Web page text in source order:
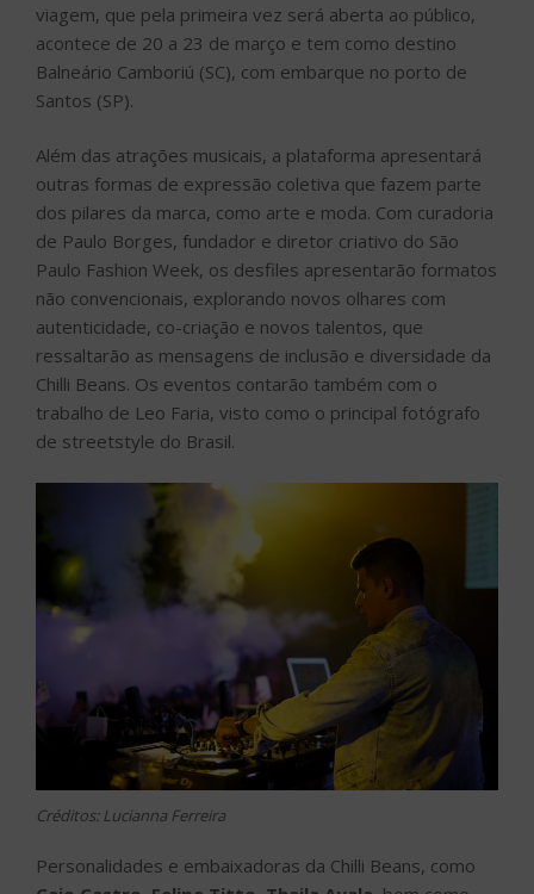
viagem, que pela primeira vez será aberta ao público,
acontece de 20 a 23 de março e tem como destino
Balneário Camboriú (SC), com embarque no porto de
Santos (SP).
Além das atrações musicais, a plataforma apresentará
outras formas de expressão coletiva que fazem parte
dos pilares da marca, como arte e moda. Com curadoria
de Paulo Borges, fundador e diretor criativo do São
Paulo Fashion Week, os desfiles apresentarão formatos
não convencionais, explorando novos olhares com
autenticidade, co-criação e novos talentos, que
ressaltarão as mensagens de inclusão e diversidade da
Chilli Beans. Os eventos contarão também com o
trabalho de Leo Faria, visto como o principal fotógrafo
de streetstyle do Brasil.
Créditos: Lucianna Ferreira
Personalidades e embaixadoras da Chilli Beans, como